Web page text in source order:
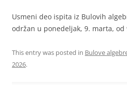
Usmeni deo ispita iz Bulovih
održan u ponedeljak, 9. marta, od
This entry was posted in Bulove
2026.